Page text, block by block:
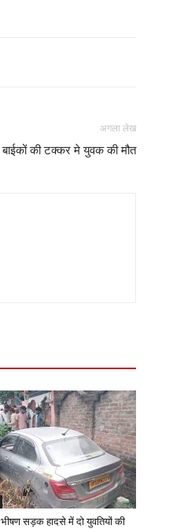
अगला लेख
बाईकों की टक्कर मे‌‌‍ युवक की मौत
सड़क हादसे में दो युवतियों की